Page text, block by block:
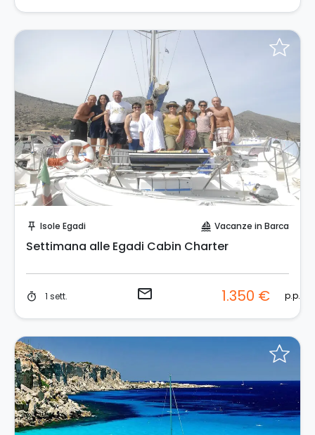
push_pin Isole Egadi sailing Vacanze in Barca
Settimana alle Egadi Cabin Charter
timer 1 sett. email 1.350 € p.p.